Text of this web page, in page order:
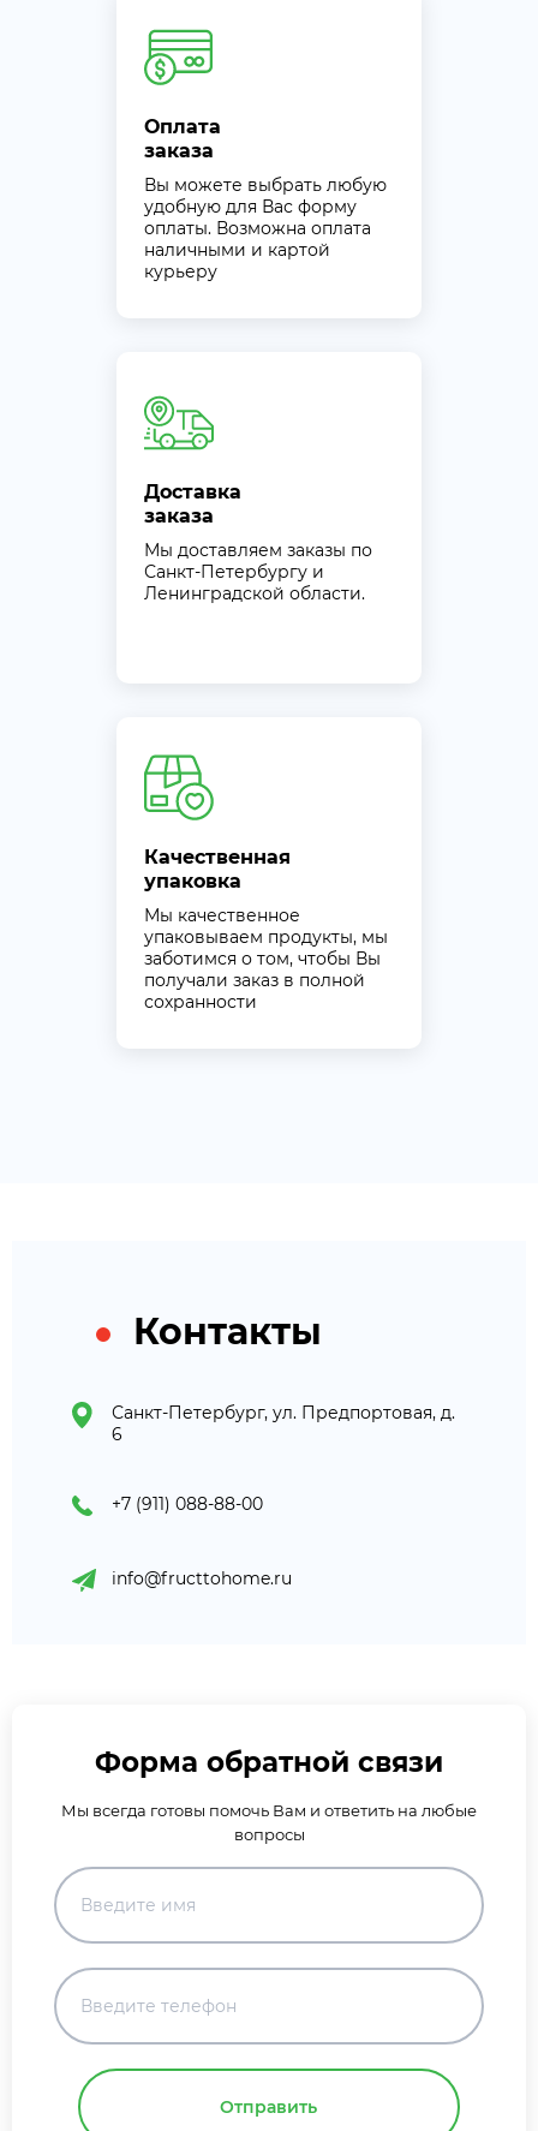
Оплата
заказа
Вы можете выбрать любую
удобную для Вас форму
оплаты. Возможна оплата
наличными и картой
курьеру
Доставка
заказа
Мы доставляем заказы по
Санкт-Петербургу и
Ленинградской области.
Качественная
упаковка
Мы качественное
упаковываем продукты, мы
заботимся о том, чтобы Вы
получали заказ в полной
сохранности
Контакты
Санкт-Петербург, ул. Предпортовая, д.
6
+7 (911) 088-88-00
info@fructtohome.ru
Форма обратной связи
Мы всегда готовы помочь Вам и ответить на любые
вопросы
Отправить